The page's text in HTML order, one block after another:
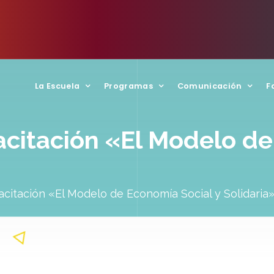
La Escuela Programas Comunicación
«El Modelo
«El Modelo de Economía Social y Solidaria»